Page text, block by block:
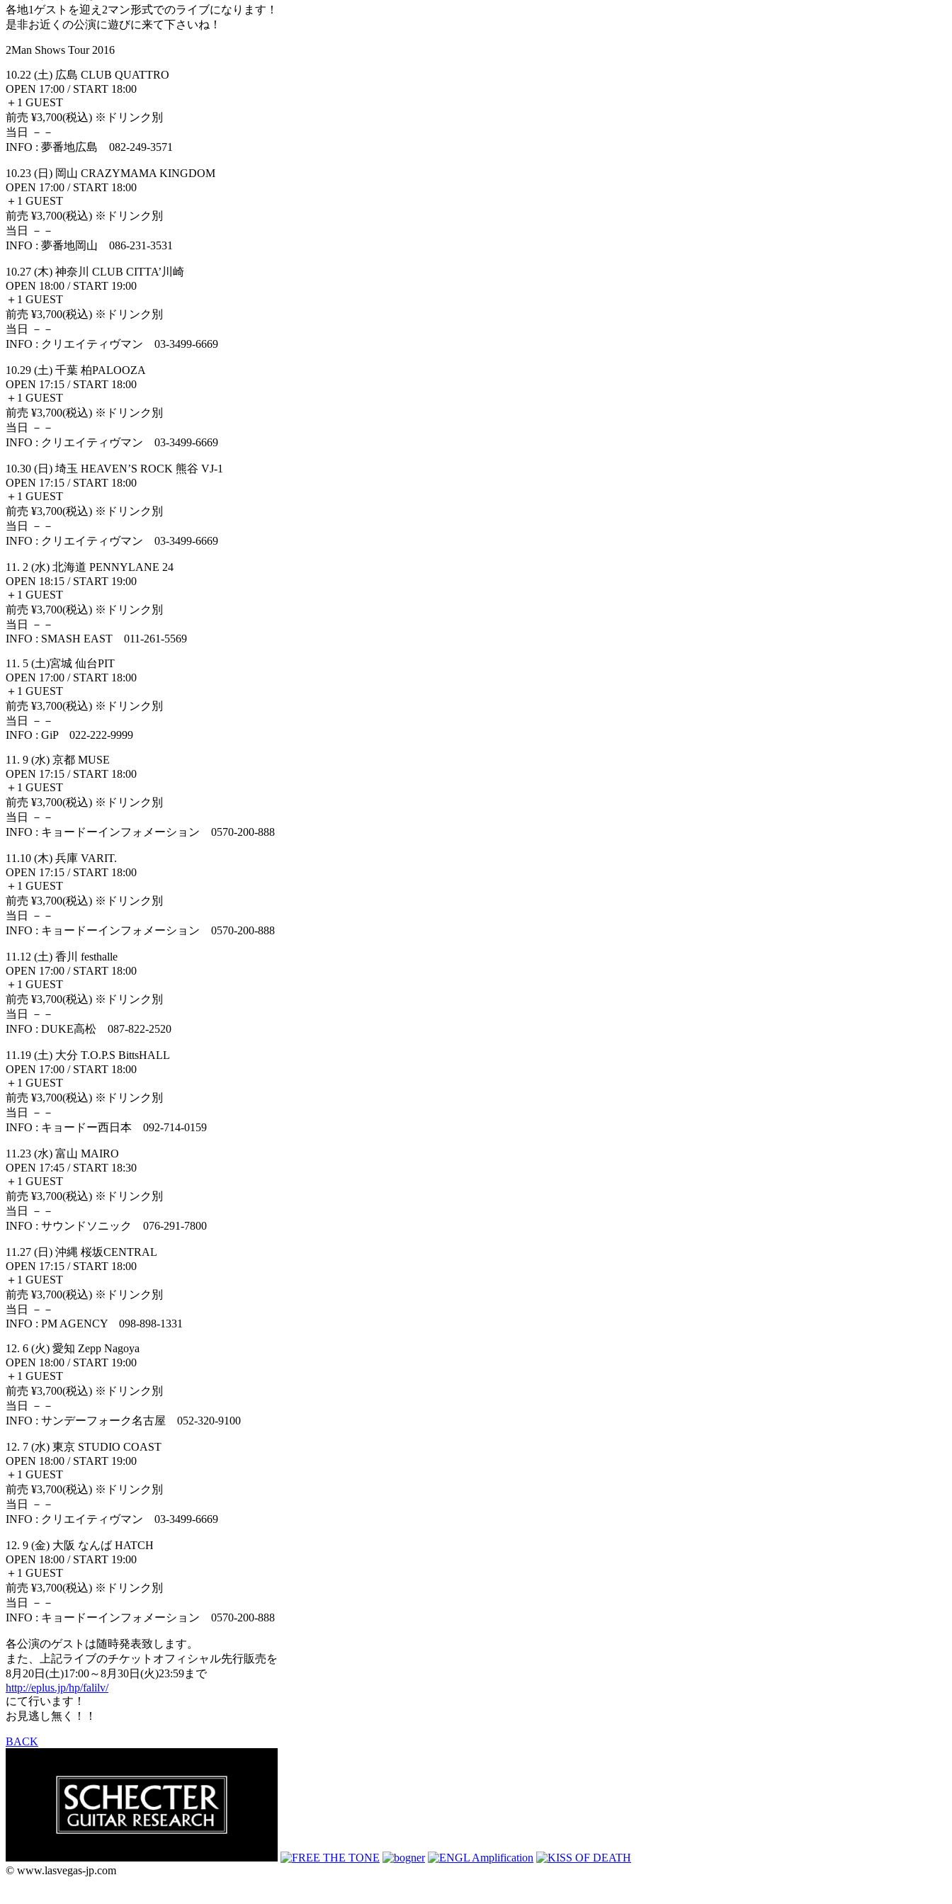
各地1ゲストを迎え2マン形式でのライブになります！
是非お近くの公演に遊びに来て下さいね！
2Man Shows Tour 2016
10.22 (土) 広島 CLUB QUATTRO
OPEN 17:00 / START 18:00
＋1 GUEST
前売 ¥3,700(税込) ※ドリンク別
当日 －－
INFO : 夢番地広島 082-249-3571
10.23 (日) 岡山 CRAZYMAMA KINGDOM
OPEN 17:00 / START 18:00
＋1 GUEST
前売 ¥3,700(税込) ※ドリンク別
当日 －－
INFO : 夢番地岡山 086-231-3531
10.27 (木) 神奈川 CLUB CITTA’川崎
OPEN 18:00 / START 19:00
＋1 GUEST
前売 ¥3,700(税込) ※ドリンク別
当日 －－
INFO : クリエイティヴマン 03-3499-6669
10.29 (土) 千葉 柏PALOOZA
OPEN 17:15 / START 18:00
＋1 GUEST
前売 ¥3,700(税込) ※ドリンク別
当日 －－
INFO : クリエイティヴマン 03-3499-6669
10.30 (日) 埼玉 HEAVEN’S ROCK 熊谷 VJ-1
OPEN 17:15 / START 18:00
＋1 GUEST
前売 ¥3,700(税込) ※ドリンク別
当日 －－
INFO : クリエイティヴマン 03-3499-6669
11. 2 (水) 北海道 PENNYLANE 24
OPEN 18:15 / START 19:00
＋1 GUEST
前売 ¥3,700(税込) ※ドリンク別
当日 －－
INFO : SMASH EAST 011-261-5569
11. 5 (土)宮城 仙台PIT
OPEN 17:00 / START 18:00
＋1 GUEST
前売 ¥3,700(税込) ※ドリンク別
当日 －－
INFO : GiP 022-222-9999
11. 9 (水) 京都 MUSE
OPEN 17:15 / START 18:00
＋1 GUEST
前売 ¥3,700(税込) ※ドリンク別
当日 －－
INFO : キョードーインフォメーション 0570-200-888
11.10 (木) 兵庫 VARIT.
OPEN 17:15 / START 18:00
＋1 GUEST
前売 ¥3,700(税込) ※ドリンク別
当日 －－
INFO : キョードーインフォメーション 0570-200-888
11.12 (土) 香川 festhalle
OPEN 17:00 / START 18:00
＋1 GUEST
前売 ¥3,700(税込) ※ドリンク別
当日 －－
INFO : DUKE高松 087-822-2520
11.19 (土) 大分 T.O.P.S BittsHALL
OPEN 17:00 / START 18:00
＋1 GUEST
前売 ¥3,700(税込) ※ドリンク別
当日 －－
INFO : キョードー西日本 092-714-0159
11.23 (水) 富山 MAIRO
OPEN 17:45 / START 18:30
＋1 GUEST
前売 ¥3,700(税込) ※ドリンク別
当日 －－
INFO : サウンドソニック 076-291-7800
11.27 (日) 沖縄 桜坂CENTRAL
OPEN 17:15 / START 18:00
＋1 GUEST
前売 ¥3,700(税込) ※ドリンク別
当日 －－
INFO : PM AGENCY 098-898-1331
12. 6 (火) 愛知 Zepp Nagoya
OPEN 18:00 / START 19:00
＋1 GUEST
前売 ¥3,700(税込) ※ドリンク別
当日 －－
INFO : サンデーフォーク名古屋 052-320-9100
12. 7 (水) 東京 STUDIO COAST
OPEN 18:00 / START 19:00
＋1 GUEST
前売 ¥3,700(税込) ※ドリンク別
当日 －－
INFO : クリエイティヴマン 03-3499-6669
12. 9 (金) 大阪 なんば HATCH
OPEN 18:00 / START 19:00
＋1 GUEST
前売 ¥3,700(税込) ※ドリンク別
当日 －－
INFO : キョードーインフォメーション 0570-200-888
各公演のゲストは随時発表致します。
また、上記ライブのチケットオフィシャル先行販売を
8月20日(土)17:00～8月30日(火)23:59まで
http://eplus.jp/hp/falilv/
にて行います！
お見逃し無く！！
BACK
© www.lasvegas-jp.com